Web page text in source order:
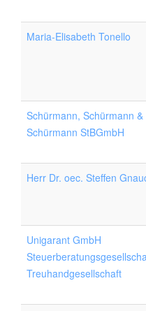
Maria-Elisabeth Tonello
Schürmann, Schürmann &
Schürmann StBGmbH
Herr Dr. oec. Steffen
Unigarant GmbH
Treuhandgesellschaft